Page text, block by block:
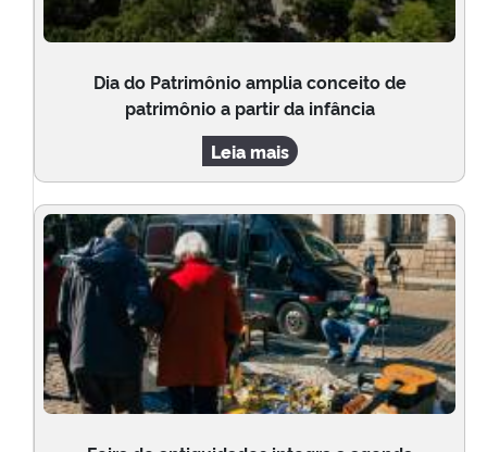
Dia do Patrimônio amplia conceito de
patrimônio a partir da infância
Leia mais